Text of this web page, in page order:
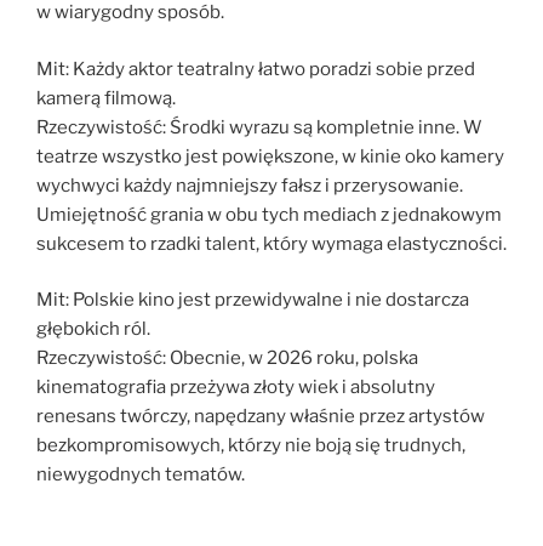
w wiarygodny sposób.
Mit: Każdy aktor teatralny łatwo poradzi sobie przed
kamerą filmową.
Rzeczywistość: Środki wyrazu są kompletnie inne. W
teatrze wszystko jest powiększone, w kinie oko kamery
wychwyci każdy najmniejszy fałsz i przerysowanie.
Umiejętność grania w obu tych mediach z jednakowym
sukcesem to rzadki talent, który wymaga elastyczności.
Mit: Polskie kino jest przewidywalne i nie dostarcza
głębokich ról.
Rzeczywistość: Obecnie, w 2026 roku, polska
kinematografia przeżywa złoty wiek i absolutny
renesans twórczy, napędzany właśnie przez artystów
bezkompromisowych, którzy nie boją się trudnych,
niewygodnych tematów.